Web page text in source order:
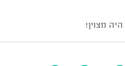
מצוין!